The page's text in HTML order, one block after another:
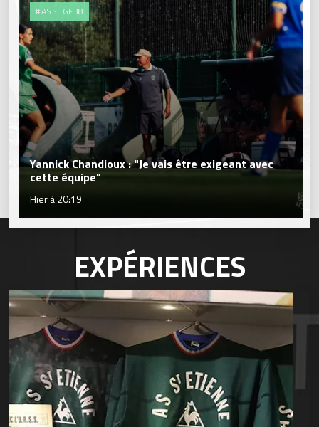
#ASSEGF38
Yannick Chandioux : "Je vais être exigeant avec
cette équipe"
Hier à 20:19
EXPÉRIENCES